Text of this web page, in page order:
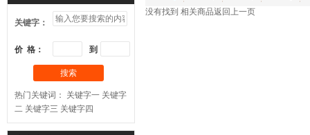
关键字：
价 格： 到
搜索
热门关键词： 关键字一 关键字
二 关键字三 关键字四
没有找到 相关商品返回上一页
打